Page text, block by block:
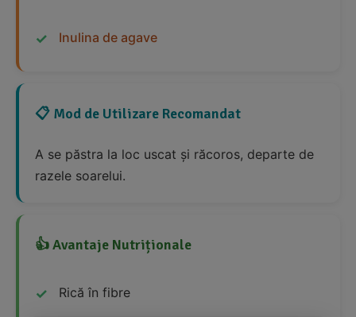
Inulina de agave
📋 Mod de Utilizare Recomandat
A se păstra la loc uscat și răcoros, departe de
razele soarelui.
👍 Avantaje Nutriționale
Rică în fibre